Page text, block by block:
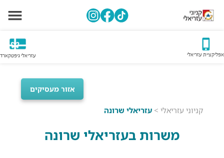
אפליקציית עזריאלי עזריאלי גיפטקארד